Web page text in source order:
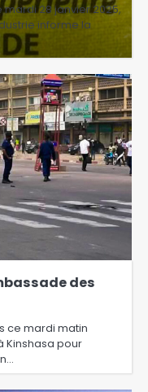
28 janvier 2025,
informe la
des
ce mardi matin
Kinshasa pour